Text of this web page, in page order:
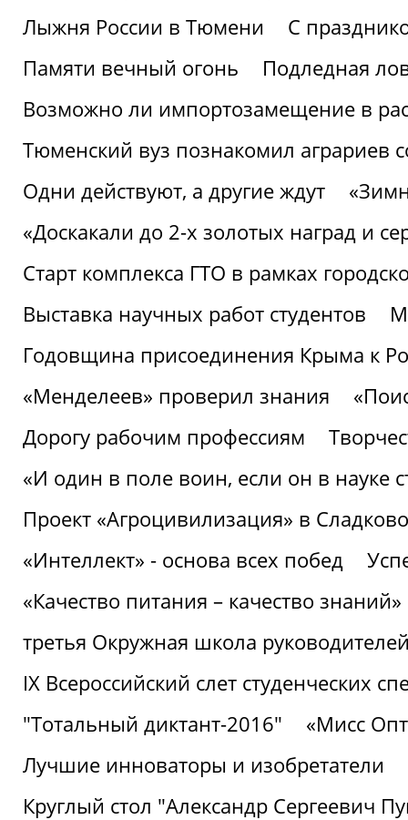
Лыжня России в Тюмени
С
Памяти вечный огонь
Подледная
Возможно ли импортозамещение в
Тюменский вуз познакомил аграриев
Одни действуют, а другие ждут
«Доскакали до 2-х золотых наград и
Старт комплекса ГТО в рамках
Выставка научных работ студентов
Годовщина присоединения Крыма к
«Менделеев» проверил знания
Дорогу рабочим профессиям
«И один в поле воин, если он в науке
Проект «Агроцивилизация» в Сладково
«Интеллект» - основа всех побед
«Качество питания – качество знаний»
третья Окружная школа
IХ Всероссийский слет студенческих
"Тотальный диктант-2016"
«Мисс
Лучшие инноваторы и изобретатели
Круглый стол "Александр Сергеевич